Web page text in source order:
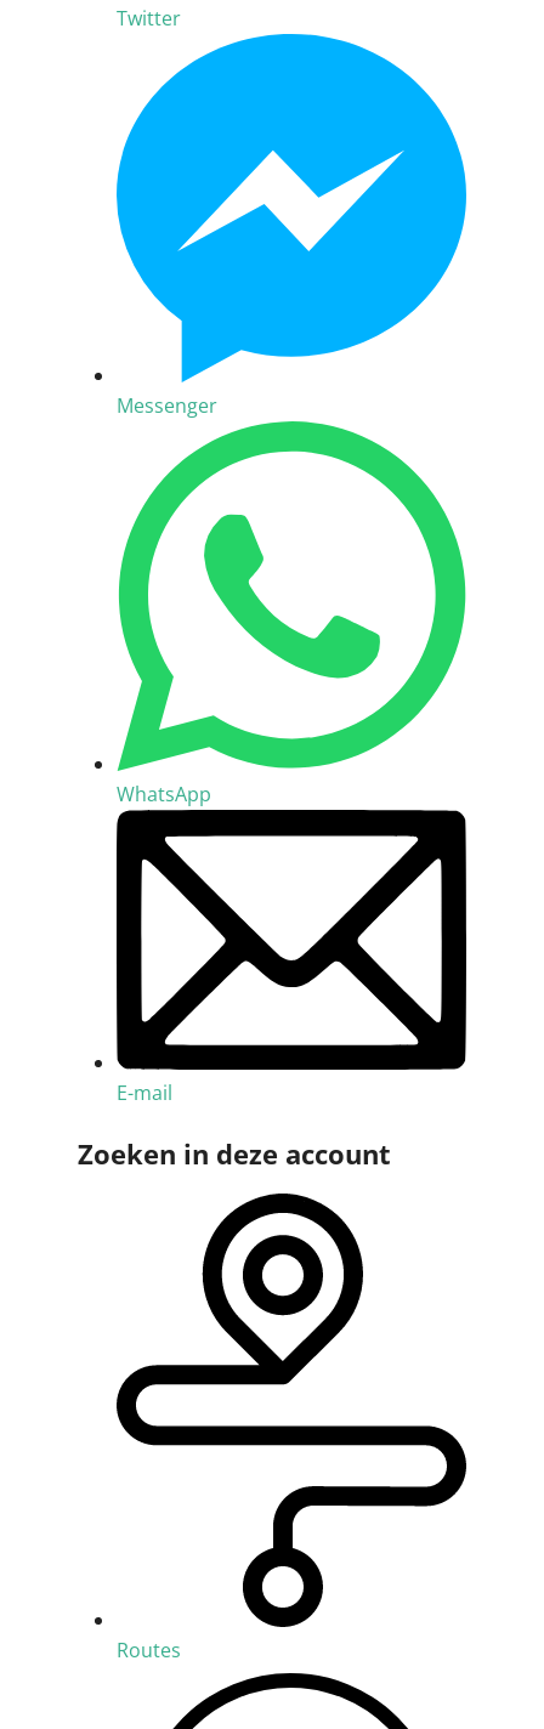
Twitter
Messenger
WhatsApp
E-mail
Zoeken in deze account
Routes